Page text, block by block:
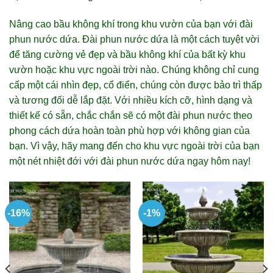
Nâng cao bầu không khí trong khu vườn của bạn với đài
phun nước dứa. Đài phun nước dứa là một cách tuyệt vời
để tăng cường vẻ đẹp và bầu không khí của bất kỳ khu
vườn hoặc khu vực ngoài trời nào. Chúng không chỉ cung
cấp một cái nhìn đẹp, cổ điển, chúng còn được bảo trì thấp
và tương đối dễ lắp đặt. Với nhiều kích cỡ, hình dạng và
thiết kế có sẵn, chắc chắn sẽ có một đài phun nước theo
phong cách dứa hoàn toàn phù hợp với không gian của
bạn. Vì vậy, hãy mang đến cho khu vực ngoài trời của bạn
một nét nhiệt đới với đài phun nước dứa ngay hôm nay!
-16% -1%